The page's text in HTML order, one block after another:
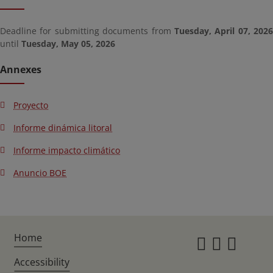
Deadline for submitting documents from Tuesday, April 07, 2026
until Tuesday, May 05, 2026
Annexes
Proyecto
Informe dinámica litoral
Informe impacto climático
Anuncio BOE
Home
Accessibility